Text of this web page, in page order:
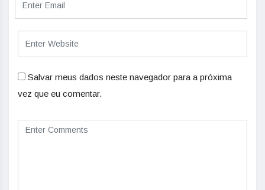
Salvar meus dados neste navegador para a próxima
vez que eu comentar.